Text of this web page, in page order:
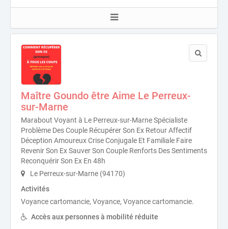
Maître Goundo être Aime Le Perreux-
sur-Marne
Marabout Voyant à Le Perreux-sur-Marne Spécialiste
Problème Des Couple Récupérer Son Ex Retour Affectif
Déception Amoureux Crise Conjugale Et Familiale Faire
Revenir Son Ex Sauver Son Couple Renforts Des Sentiments
Reconquérir Son Ex En 48h
Le Perreux-sur-Marne (94170)
Activités
Voyance cartomancie, Voyance, Voyance cartomancie.
Accès aux personnes à mobilité réduite